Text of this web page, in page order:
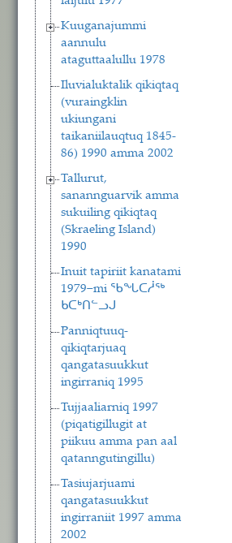
Kuuganajummi
aannulu
ataguttaalullu 1978
Iluvialuktalik qikiqtaq
(vuraingklin
ukiungani
taikaniilauqtuq 1845-
86) 1990 amma 2002
Tallurut,
sanannguarvik amma
sukuiling qikiqtaq
(Skraeling Island)
1990
Inuit tapiriit kanatami
1979−mi ᖃᖓᑕᓲᖅ
ᑲᑕᒃᑎᓪᓗᒍ
Panniqtuuq-
qikiqtarjuaq
qangatasuukkut
ingirraniq 1995
Tujjaaliarniq 1997
(piqatigillugit at
piikuu amma pan aal
qatanngutingillu)
Tasiujarjuami
qangatasuukkut
ingirraniit 1997 amma
2002